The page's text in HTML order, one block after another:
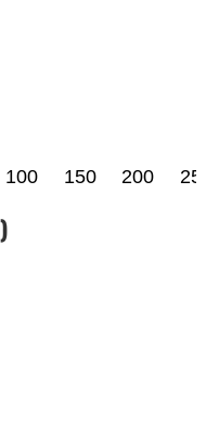
100 150 200